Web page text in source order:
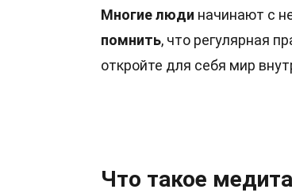
Многие люди начинают с
помнить, что регулярная
откройте для себя мир
Что такое